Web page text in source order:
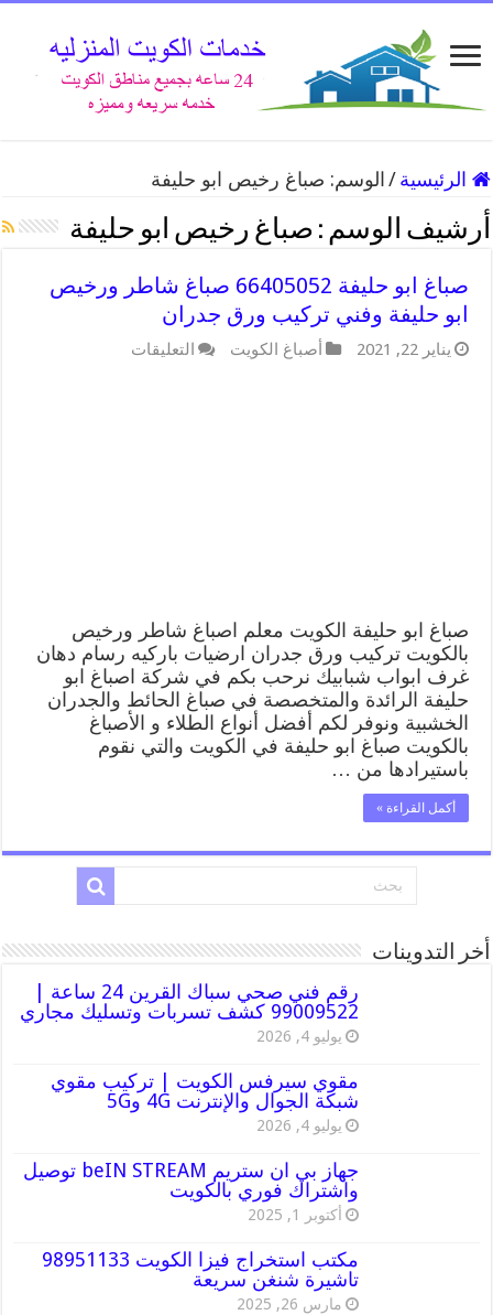
الرئيسية / الوسم: صباغ رخيص ابو حليفة
أرشيف الوسم : صباغ رخيص ابو حليفة
صباغ ابو حليفة 66405052 صباغ شاطر ورخيص
ابو حليفة وفني تركيب ورق جدران
يناير 22, 2021 أصباغ الكويت التعليقات
صباغ ابو حليفة الكويت معلم اصباغ شاطر ورخيص
بالكويت تركيب ورق جدران ارضيات باركيه رسام دهان
غرف ابواب شبابيك نرحب بكم في شركة اصباغ ابو
حليفة الرائدة والمتخصصة في صباغ الحائط والجدران
الخشبية ونوفر لكم أفضل أنواع الطلاء و الأصباغ
بالكويت صباغ ابو حليفة في الكويت والتي نقوم
باستيرادها من …
أكمل القراءة »
أخر التدوينات
رقم فني صحي سباك القرين 24 ساعة |
99009522 كشف تسربات وتسليك مجاري
يوليو 4, 2026
مقوي سيرفس الكويت | تركيب مقوي
شبكة الجوال والإنترنت 4G و5G
يوليو 4, 2026
جهاز بي ان ستريم beIN STREAM توصيل
واشتراك فوري بالكويت
أكتوبر 1, 2025
مكتب استخراج فيزا الكويت 98951133
تاشيرة شنغن سريعة
مارس 26, 2025